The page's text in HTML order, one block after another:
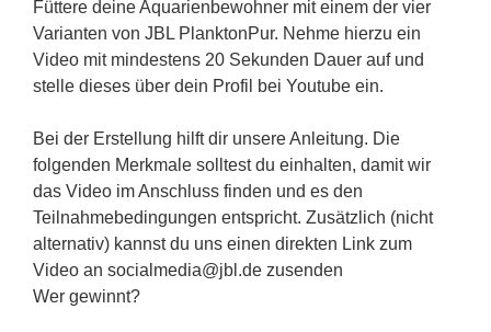
Füttere deine Aquarienbewohner mit einem der vier
Varianten von JBL PlanktonPur. Nehme hierzu ein
Video mit mindestens 20 Sekunden Dauer auf und
stelle dieses über dein Profil bei Youtube ein.
Bei der Erstellung hilft dir unsere Anleitung. Die
folgenden Merkmale solltest du einhalten, damit wir
das Video im Anschluss finden und es den
Teilnahmebedingungen entspricht. Zusätzlich (nicht
alternativ) kannst du uns einen direkten Link zum
Video an socialmedia@jbl.de zusenden
Wer gewinnt?